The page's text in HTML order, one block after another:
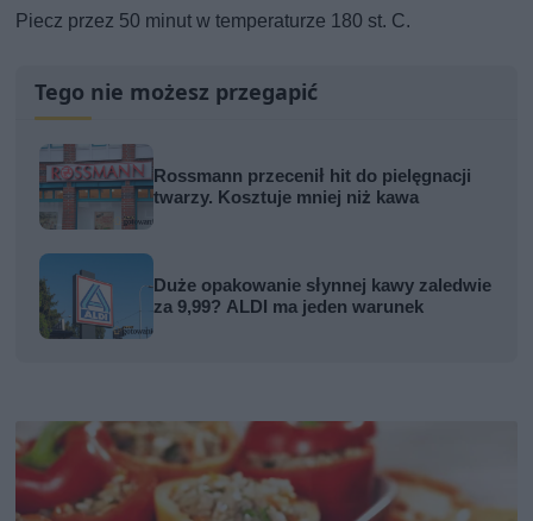
Piecz przez 50 minut w temperaturze 180 st. C.
Tego nie możesz przegapić
Rossmann przecenił hit do pielęgnacji
twarzy. Kosztuje mniej niż kawa
Duże opakowanie słynnej kawy zaledwie
za 9,99? ALDI ma jeden warunek